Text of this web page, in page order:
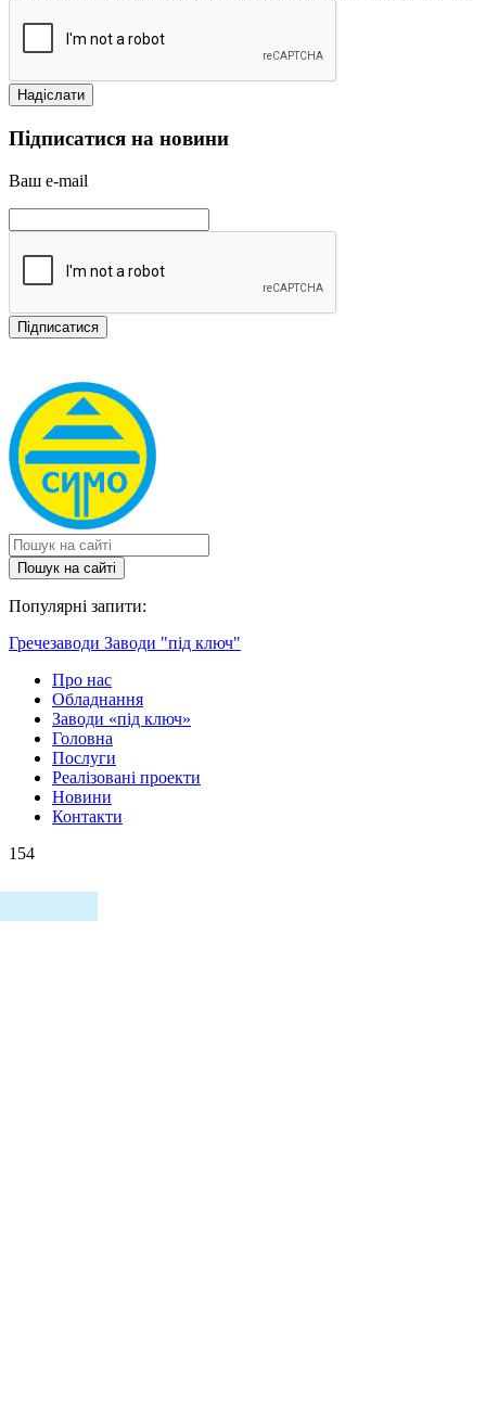
Підписатися на новини
Ваш e-mail
Пошук на сайтi
Популярні запити:
Гречезаводи Заводи "під ключ"
Про нас
Обладнання
Заводи «під ключ»
Головна
Послуги
Реалізовані проекти
Новини
Контакти
154